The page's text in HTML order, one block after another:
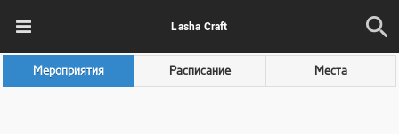
Lasha Craft
Мероприятия Расписание Места